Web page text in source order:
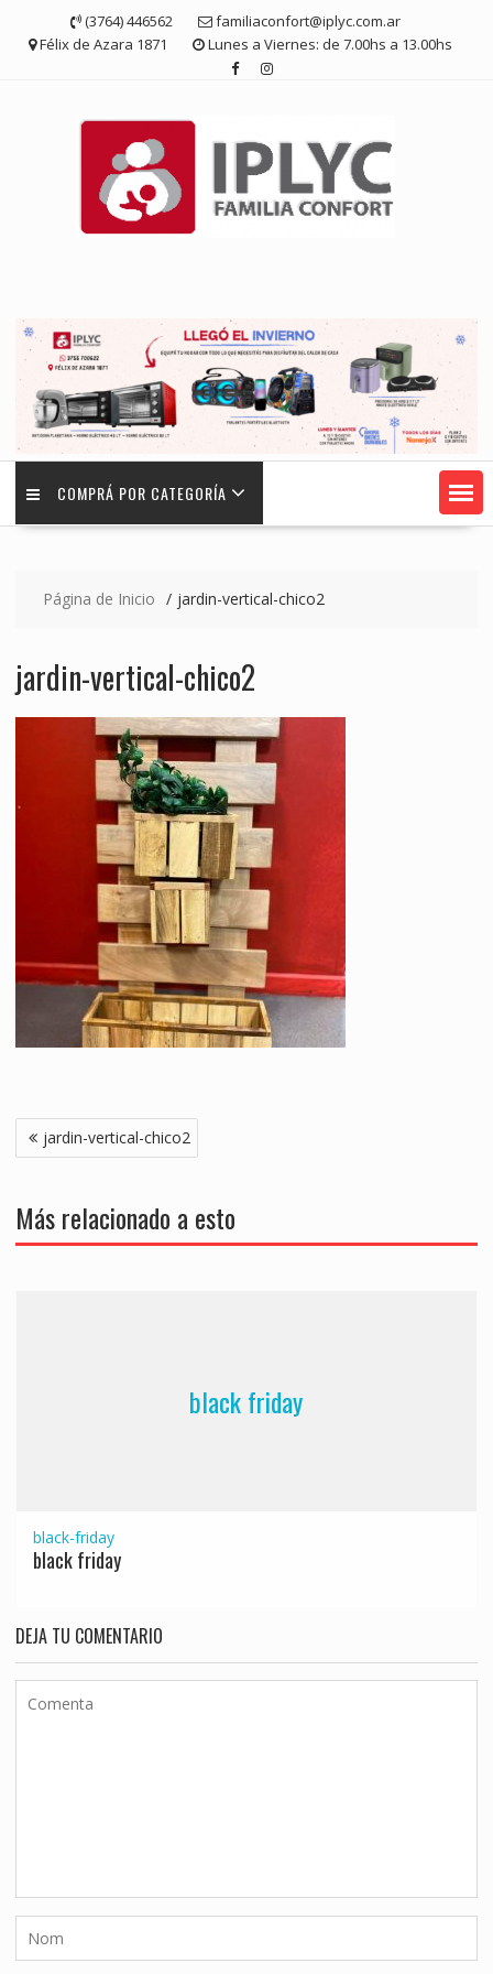
contenido
(3764) 446562
familiaconfort@iplyc.com.ar
Félix de Azara 1871
Lunes a Viernes: de 7.00hs a 13.00hs
COMPRÁ POR CATEGORÍA
Página de Inicio jardin-vertical-chico2
jardin-vertical-chico2
Navegación
de
jardin-vertical-chico2
Más relacionado a esto
black friday
black-friday
black friday
DEJA TU COMENTARIO